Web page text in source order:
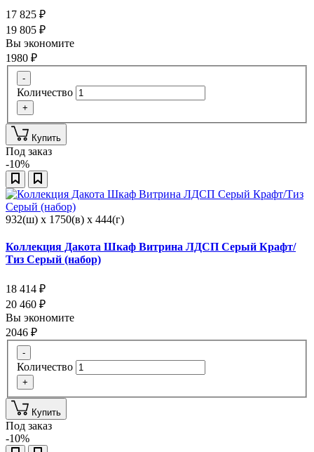
17 825 ₽
19 805 ₽
Вы экономите
1980 ₽
-
Количество
+
Купить
Под заказ
-10%
932(ш) x 1750(в) x 444(г)
Коллекция Дакота Шкаф Витрина ЛДСП Серый Крафт/
Тиз Серый (набор)
18 414 ₽
20 460 ₽
Вы экономите
2046 ₽
-
Количество
+
Купить
Под заказ
-10%